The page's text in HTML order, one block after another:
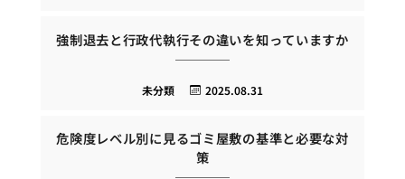
強制退去と行政代執行その違いを知っていますか
2025.08.31
未分類
危険度レベル別に見るゴミ屋敷の基準と必要な対
策